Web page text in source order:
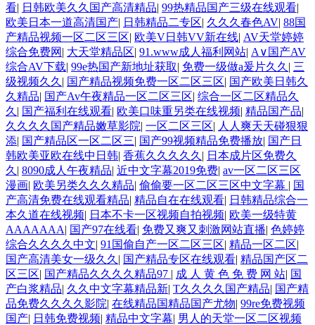
看| 日韩欧美久久国产高清精品| 99热精品国产三级在线观看|
欧美日本一道高清国产| 日韩精品二专区| 久久久春色AV| 88国
产精品视频一区二区三区| 欧美V日韩VV新在线| AV天堂婷婷
综合免费网 | 大天堂精品区| 91.www成人福利网站| A∨国产AV
综合AV下载| 99e热国产新地址获取| 免费一级做a爰片久久 | 三
级视频久久 | 国产精品视频免费一区二区三区| 国产欧美日韩久
久精品| 国产Av午夜精品一区二区三区| 综合一区二区精品久
久 | 国产福利在线观看| 欧美口味重另类在线视频| 精品国产品|
久久久久国产精品嫩草影院| 一区二区三区| 人人爽天天碰狠狠
添| 国产精品区一区二区三| 国产99视频精品免费播放| 国产日
韩欧美亚欧在线中日韩| 香蕉久久久久久 | 日本成片区免费久
久 | 8090成人午夜精品| 近中文字幕2019免费| av一区二区三区
漫画| 欧美另类久久久精品| 偷偷要一区二区三区中文字幕 | 国
产高清免费在线观看精品| 精品自在在线观看| 日韩精品综合一
本久道在线视频| 日本不卡一区视频自拍视频| 欧美一级特黄
AAAAAAA| 国产97在线看| 免费又爽又刺激网站直播| 色婷婷
综合久久久久中文| 91国偷自产一区二区三区| 精品一区二区|
国产高清美女一级久久 | 国产精品专区在线观看| 精品国产区二
区三区| 国产精品久久久久精品97 | 成 人 黄 色 免 费 网 站| 国
产白浆精品| 久久中文字幕精品新| T久久久久国产精品| 国产精
品免费久久久久影院| 在线精品国精品国产尤物| 99re免费视频
国产| 日韩免费视频| 精品中文字幕| 男人的天堂一区二区视频